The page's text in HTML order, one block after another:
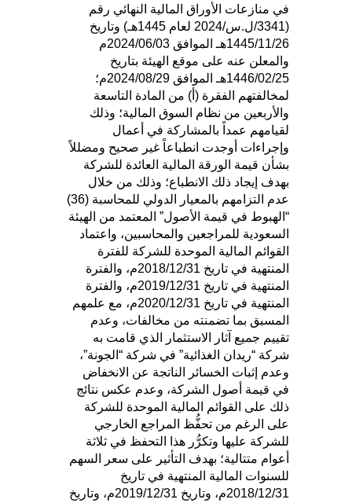
في منازعات الأوراق المالية النهائي رقم
(3341/ل.س/2024 لعام 1445هـ) وتاريخ
1445/11/26هـ الموافق 2024/06/03م
والمعلن عنه على موقع الهيئة بتاريخ
1446/02/25هـ الموافق 2024/08/29م؛
لمخالفتهم الفقرة (أ) من المادة التاسعة
والأربعين من نظام السوق المالية؛ وذلك
لقيامهم عمداً بالمشاركة في أعمال
وإجراءات أوجدت انطباعاً غير صحيح ومضللاً
بشأن قيمة الورقة المالية العائدة للشركة
بهدف إيجاد ذلك الانطباع؛ وذلك من خلال
عدم التزامهم بالمعيار الدولي للمحاسبة (36)
“الهبوط في قيمة الأصول” المعتمد من الهيئة
السعودية للمراجعين والمحاسبين، واعتماد
القوائم المالية الموحدة للشركة للفترة
المنتهية في تاريخ 2018/12/31م، والفترة
المنتهية في تاريخ 2019/12/31م، والفترة
المنتهية في تاريخ 2020/12/31م، مع علمهم
المسبق بما تضمنته من مخالفات، وعدم
تقييم جميع آثار الاستثمار الذي قامت به
شركة “ريدان الغذائية” في شركة “الجونة”،
وعدم إثبات الخسائر الناتجة عن الانخفاض
في قيمة أصول الشركة، وعدم عكس نتائج
ذلك على القوائم المالية الموحدة للشركة
على الرغم من تحفُّظ المراجع الخارجي
للشركة عليها وتكرُّر هذا التحفظ في ثلاثة
أعوام متتالية؛ بهدف التأثير على سعر السهم
للسنوات المالية المنتهية في تاريخ
2018/12/31م، وتاريخ 2019/12/31م، وتاريخ